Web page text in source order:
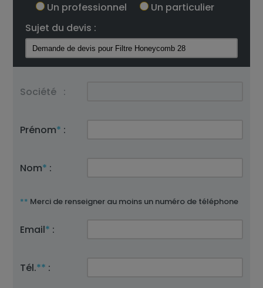
Un professionnel
Un particulier
Sujet du devis :
Société :
Prénom* :
Nom* :
** Merci de renseigner au moins un numéro de téléphone
Email* :
Tél.** :